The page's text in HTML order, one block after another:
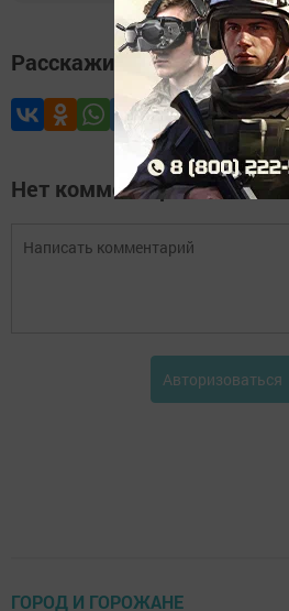
Расскажите друзьям
Нет комментариев
Авторизоваться
ГОРОД И ГОРОЖАНЕ